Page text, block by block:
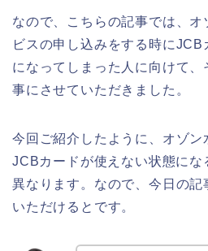
なので、こちらの記事では、オ
ビスの申し込みをする時に
になってしまった人に向けて
事にさせていただきました。
今回ご紹介したように、オゾ
JCBカードが使えない状態にな
異なります。なので、今日の記
いただけるとです。